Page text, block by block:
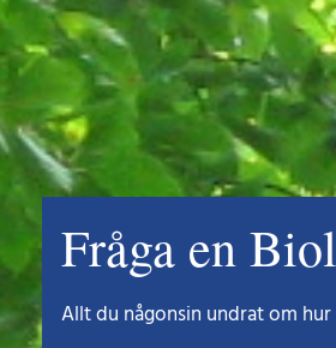
Fråga en
Allt du någonsin undrat om